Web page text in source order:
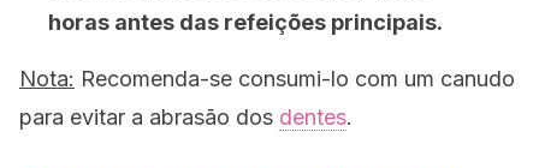
horas antes das refeições principais.
Nota: Recomenda-se consumi-lo com um canudo
para evitar a abrasão dos dentes.